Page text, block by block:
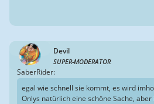
Devil
SUPER-MODERATOR
SaberRider:
egal wie schnell sie kommt, es wird
Onlys natürlich eine schöne Sache,